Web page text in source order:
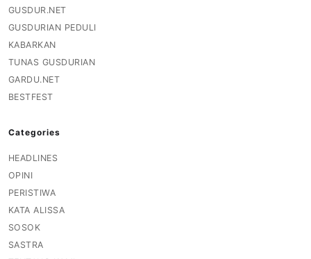
GUSDUR.NET
GUSDURIAN PEDULI
KABARKAN
TUNAS GUSDURIAN
GARDU.NET
BESTFEST
Categories
HEADLINES
OPINI
PERISTIWA
KATA ALISSA
SOSOK
SASTRA